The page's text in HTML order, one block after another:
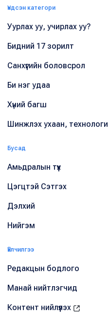
Үндсэн категори
Уурлах уу, учирлах уу?
Бидний 17 зорилт
Санхүүгийн боловсрол
Би нэг удаа
Хүний багш
Шинжлэх ухаан, технологи
Бусад
Амьдралын түүх
Цэгцтэй Сэтгэх
Дэлхий
Нийгэм
Үйлчилгээ
Редакцын бодлого
Манай нийтлэгчид
Контент нийлүүлэх